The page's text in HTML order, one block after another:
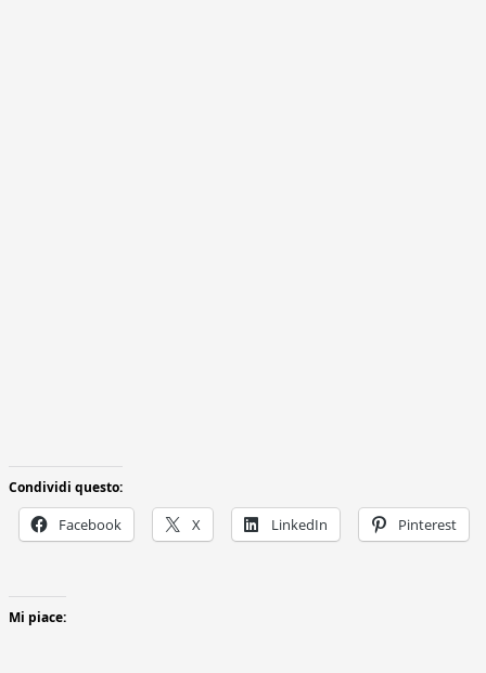
Condividi questo:
Facebook X LinkedIn Pinterest
Mi piace: